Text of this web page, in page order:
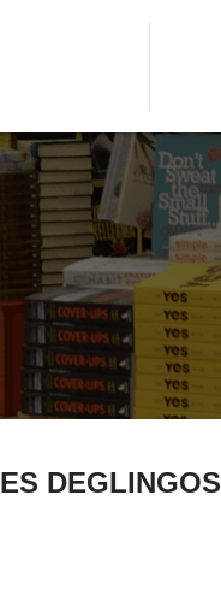
DEGLINGOS